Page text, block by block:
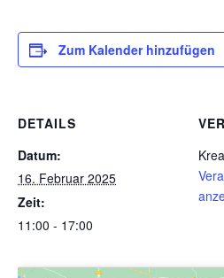
Zum Kalender hinzufügen
DETAILS
Datum:
16. Februar 2025
Zeit:
11:00 - 17:00